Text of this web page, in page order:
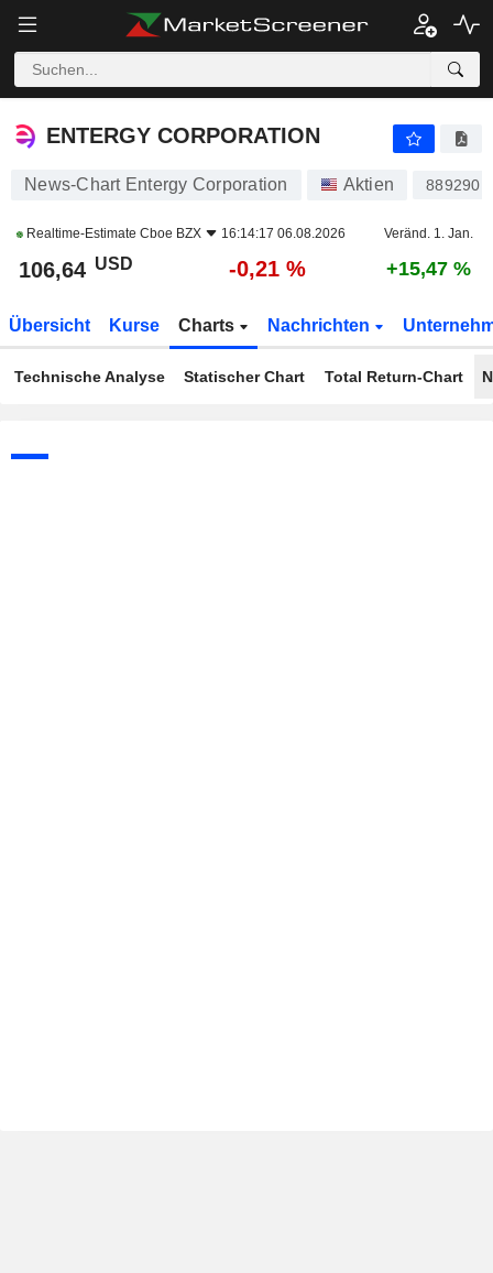
ENTERGY CORPORATION
ENTERGY CORPORATION
News-Chart Entergy Corporation Aktien 889290
Realtime-Estimate Cboe BZX 16:14:17 06.08.2026 Veränd. 1. Jan.
106,64 USD -0,21 % +15,47 %
Übersicht Kurse Charts Nachrichten
Technische Analyse Statischer Chart Total Return-Chart